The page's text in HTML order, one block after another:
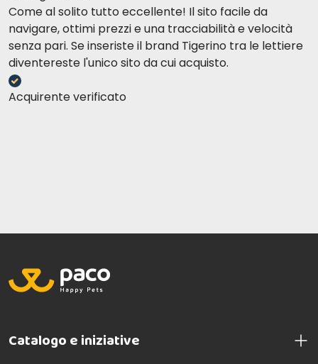
Come al solito tutto eccellente! Il sito facile da
navigare, ottimi prezzi e una tracciabilità e velocità
senza pari. Se inseriste il brand Tigerino tra le lettiere
diventereste l'unico sito da cui acquisto.
Acquirente verificato
Catalogo e iniziative